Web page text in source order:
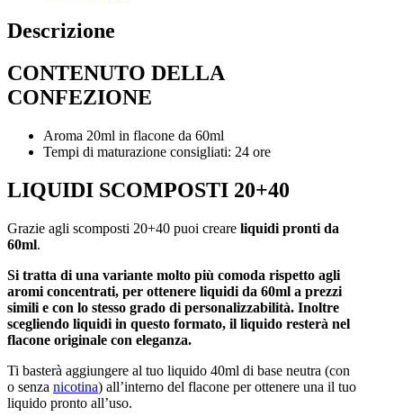
Descrizione
CONTENUTO DELLA
CONFEZIONE
Aroma 20ml in flacone da 60ml
Tempi di maturazione consigliati: 24 ore
LIQUIDI SCOMPOSTI 20+40
Grazie agli scomposti 20+40 puoi creare liquidi pronti da
60ml.
Si tratta di una variante molto più comoda rispetto agli
aromi concentrati, per ottenere liquidi da 60ml a prezzi
simili e con lo stesso grado di personalizzabilità. Inoltre
scegliendo liquidi in questo formato, il liquido resterà nel
flacone originale con eleganza.
Ti basterà aggiungere al tuo liquido 40ml di base neutra (con
o senza nicotina) all’interno del flacone per ottenere una il tuo
liquido pronto all’uso.